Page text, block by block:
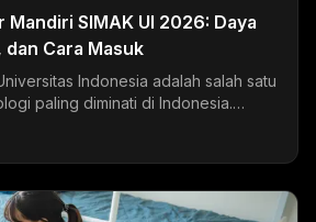
Mandiri SIMAK UI 2026: Daya
dan Cara Masuk
Indonesia adalah salah satu
paling diminati di Indonesia.